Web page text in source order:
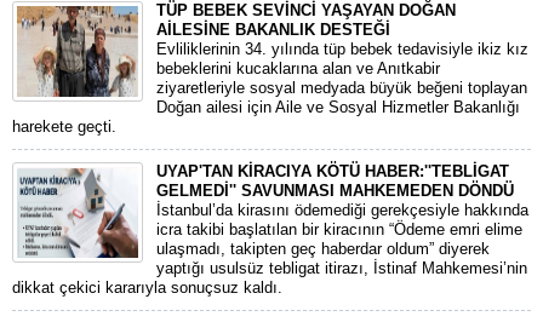
TÜP BEBEK SEVİNCİ YAŞAYAN DOĞAN
AİLESİNE BAKANLIK DESTEĞİ
​Evliliklerinin 34. yılında tüp bebek tedavisiyle ikiz kız
bebeklerini kucaklarına alan ve Anıtkabir
ziyaretleriyle sosyal medyada büyük beğeni toplayan
Doğan ailesi için Aile ve Sosyal Hizmetler Bakanlığı
harekete geçti.
UYAP'TAN KİRACIYA KÖTÜ HABER:''TEBLİGAT
GELMEDİ'' SAVUNMASI MAHKEMEDEN DÖNDÜ
​İstanbul’da kirasını ödemediği gerekçesiyle hakkında
icra takibi başlatılan bir kiracının “Ödeme emri elime
ulaşmadı, takipten geç haberdar oldum” diyerek
yaptığı usulsüz tebligat itirazı, İstinaf Mahkemesi’nin
dikkat çekici kararıyla sonuçsuz kaldı.